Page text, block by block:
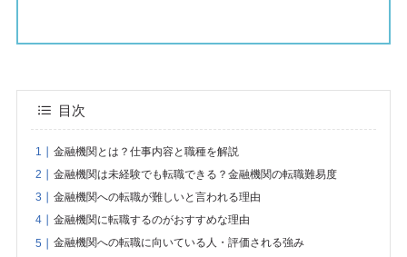
目次
金融機関とは？仕事内容と職種を解説
金融機関は未経験でも転職できる？金融機関の転職難易度
金融機関への転職が難しいと言われる理由
金融機関に転職するのがおすすめな理由
金融機関への転職に向いている人・評価される強み